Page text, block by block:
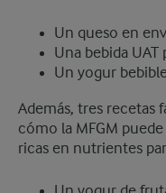
Un queso en
Una bebida UAT
Un yogur
Además, tres recetas
cómo la MFGM
ricas en nutrientes